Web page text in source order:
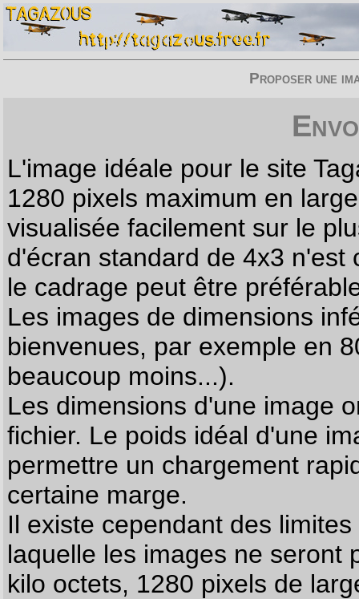
Proposer une
L'image idéale pour le site
1280 pixels maximum en
visualisée facilement sur le
d'écran standard de 4x3
le cadrage peut être
Les images de dimensions
bienvenues, par exemple en
beaucoup moins...).
Les dimensions d'une image
fichier. Le poids idéal d'une
permettre un chargement
certaine marge.
Il existe cependant des
laquelle les images ne seront
kilo octets, 1280 pixels de